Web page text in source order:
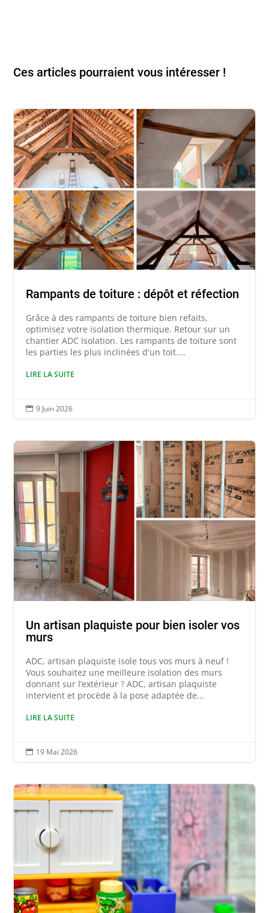
Ces articles pourraient vous intéresser !
Rampants de toiture : dépôt et réfection
Grâce à des rampants de toiture bien refaits,
optimisez votre isolation thermique. Retour sur un
chantier ADC Isolation. Les rampants de toiture sont
les parties les plus inclinées d'un toit....
LIRE LA SUITE
 9 Juin 2026
Un artisan plaquiste pour bien isoler vos
murs
ADC, artisan plaquiste isole tous vos murs à neuf !
Vous souhaitez une meilleure isolation des murs
donnant sur l’extérieur ? ADC, artisan plaquiste
intervient et procède à la pose adaptée de...
LIRE LA SUITE
 19 Mai 2026